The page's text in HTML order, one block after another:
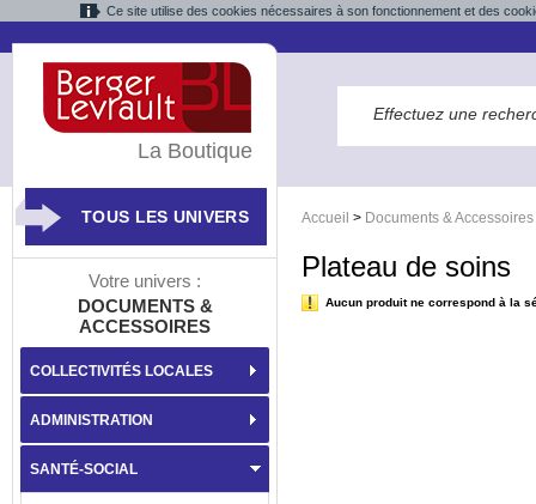
Ce site utilise des cookies nécessaires à son fonctionnement et des
Accueil > Documents & Accessoires
Plateau de soins
Aucun produit ne correspond à la
La Boutique
TOUS LES UNIVERS
Votre univers :
DOCUMENTS &
ACCESSOIRES
COLLECTIVITÉS LOCALES
ADMINISTRATION
SANTÉ-SOCIAL